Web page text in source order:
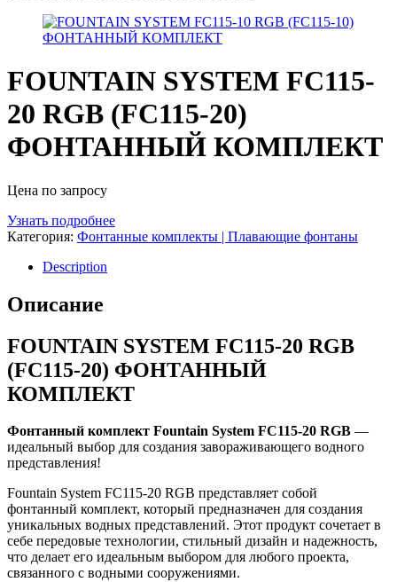
FOUNTAIN SYSTEM FC115-
20 RGB (FC115-20)
ФОНТАННЫЙ КОМПЛЕКТ
Цена по запросу
Узнать подробнее
Категория: Фонтанные комплекты | Плавающие фонтаны
Description
Описание
FOUNTAIN SYSTEM FC115-20 RGB
(FC115-20) ФОНТАННЫЙ
КОМПЛЕКТ
Фонтанный комплект Fountain System FC115-20 RGB —
идеальный выбор для создания завораживающего водного
представления!
Fountain System FC115-20 RGB представляет собой
фонтанный комплект, который предназначен для создания
уникальных водных представлений. Этот продукт сочетает в
себе передовые технологии, стильный дизайн и надежность,
что делает его идеальным выбором для любого проекта,
связанного с водными сооружениями.